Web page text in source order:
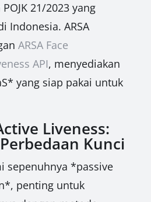
21/2023 yang
Indonesia. ARSA
ARSA Face
API, menyediakan
yang siap pakai untuk
Liveness:
Kunci
sepenuhnya *passive
penting untuk